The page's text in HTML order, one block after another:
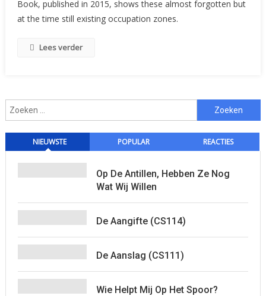
The
German
Book, published in 2015, shows these almost forgotten but
at the time still existing occupation zones.
Lees verder
Zoeken
naar:
NIEUWSTE POPULAR REACTIES
Op De Antillen, Hebben Ze Nog
Wat Wij Willen
De Aangifte (CS114)
De Aanslag (CS111)
Wie Helpt Mij Op Het Spoor?